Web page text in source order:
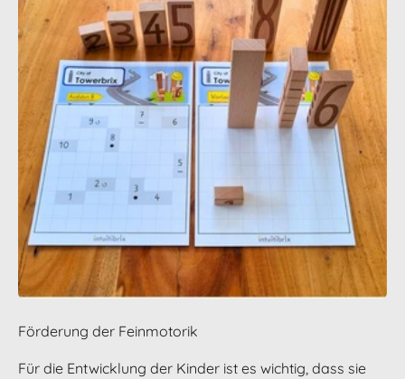
Förderung der Feinmotorik
Für die Entwicklung der Kinder ist es wichtig, dass sie